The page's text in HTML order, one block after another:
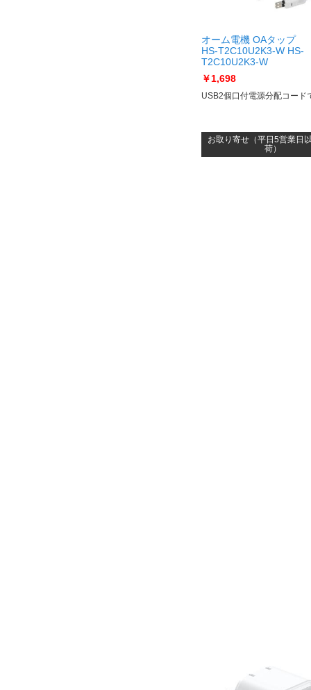
オーム電機 OAタップ
HS-T2C10U2K3-W HS-
T2C10U2K3-W
￥1,698
USB2個口付電源分配コード
お取り寄せ（平日5営業日
荷）